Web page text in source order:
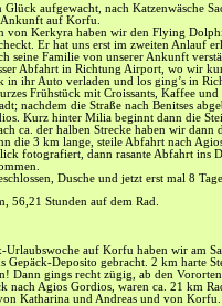
aufgewacht, nach Katzenwäsche
auf Korfu.
von Kerkyra haben wir den Flying
Er hat uns erst im zweiten Anlauf
seine Familie von unserer Ankunft
Abfahrt in Richtung Airport, wo wir
in ihr Auto verladen und los ging’s in
Frühstück mit Croissants, Kaffee
nachdem die Straße nach Benitses
Kurz hinter Milia beginnt dann die
ca. der halben Strecke haben wir dann
die 3 km lange, steile Abfahrt nach
fotografiert, dann rasante Abfahrt ins
Dusche und jetzt erst mal 8
56,21 Stunden auf dem Rad.
Urlaubswoche auf Korfu haben wir am
Gepäck-Deposito gebracht. 2 km harte
Dann gings recht zügig, ab den
nach Agios Gordios, waren ca. 21 km
Katharina und Andreas und von Korfu.